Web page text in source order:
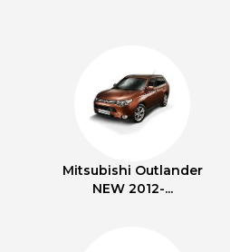
Mitsubishi Outlander
NEW 2012-...